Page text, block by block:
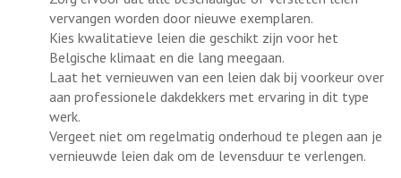
vervangen worden door nieuwe exemplaren.
Kies kwalitatieve leien die geschikt zijn voor het
Belgische klimaat en die lang meegaan.
Laat het vernieuwen van een leien dak bij voorkeur over
aan professionele dakdekkers met ervaring in dit type
werk.
Vergeet niet om regelmatig onderhoud te plegen aan je
vernieuwde leien dak om de levensduur te verlengen.